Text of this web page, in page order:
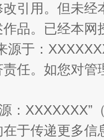
引用。但未
品。已经本
源于：
任。如您对
：
于传递更多